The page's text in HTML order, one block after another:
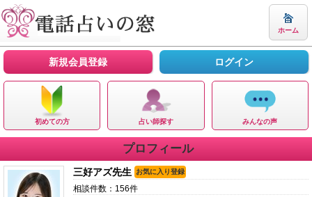
ホーム
新規会員登録 ログイン
初めての方 占い師探す みんなの声
プロフィール
三好アズ先生 お気に入り登録
相談件数：156件